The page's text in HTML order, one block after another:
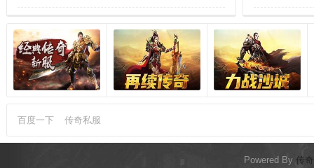
百度一下 传奇私服
Powered By传